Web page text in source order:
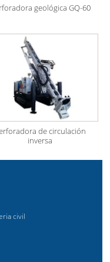
geológica GQ-60
de circulación
inversa
civil